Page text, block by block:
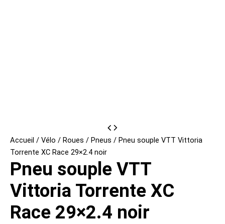
Accueil / Vélo / Roues / Pneus / Pneu souple VTT Vittoria
Torrente XC Race 29×2.4 noir
Pneu souple VTT
Vittoria Torrente XC
Race 29×2.4 noir